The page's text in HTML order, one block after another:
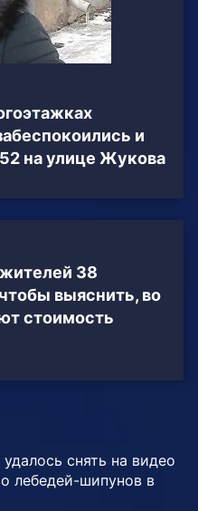
и
на улице Жукова
38
выяснить, во
стоимость
снять на видео
лебедей-шипунов в